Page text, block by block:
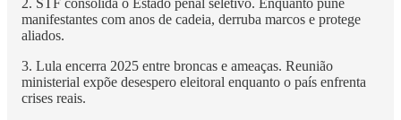
2. STF consolida o Estado penal seletivo. Enquanto pune
manifestantes com anos de cadeia, derruba marcos e protege
aliados.
3. Lula encerra 2025 entre broncas e ameaças. Reunião
ministerial expõe desespero eleitoral enquanto o país enfrenta
crises reais.